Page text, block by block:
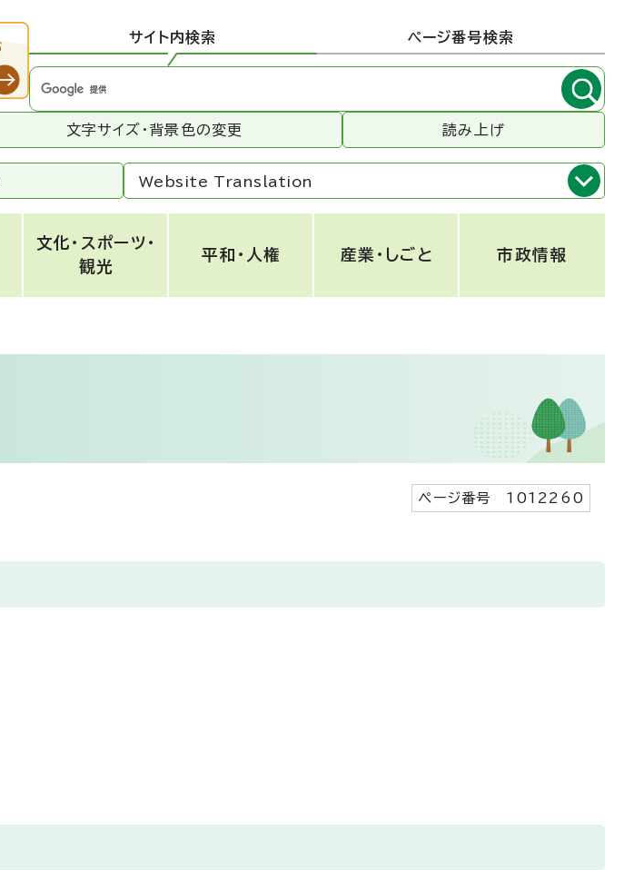
サイト内検索 ページ番号検索
文字サイズ・背景色の変更 読み上げ
Website Translation
文化・スポーツ・
観光
平和・人権 産業・しごと 市政情報
ページ番号 1012260